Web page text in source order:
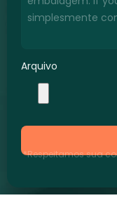
Arquivo
*Respeitamos sua